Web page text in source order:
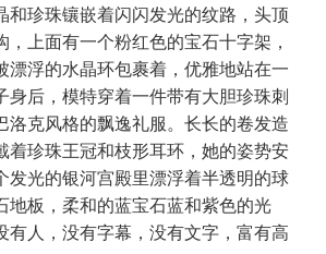
和珍珠镶嵌着闪闪发光的纹路，头顶
，上面有一个粉红色的宝石十字架，
漂浮的水晶环包裹着，优雅地站在一
身后，模特穿着一件带有大胆珍珠刺
洛克风格的飘逸礼服。长长的卷发造
着珍珠王冠和枝形耳环，她的姿势安
发光的银河宫殿里漂浮着半透明的球
地板，柔和的蓝宝石蓝和紫色的光
有人，没有字幕，没有文字，富有高